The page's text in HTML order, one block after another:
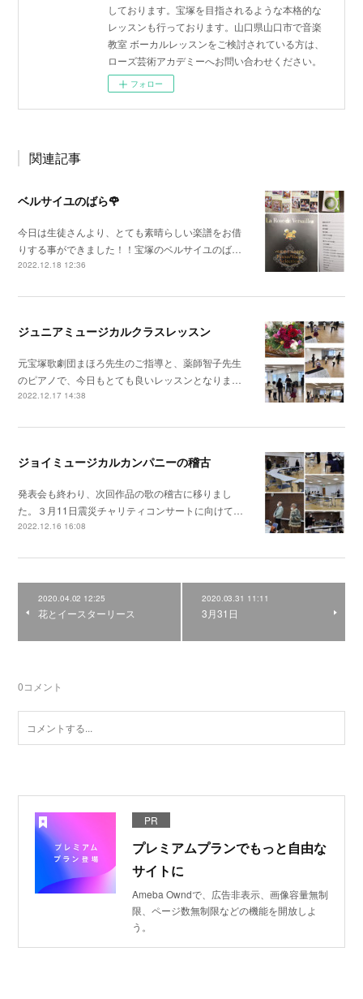
しております。宝塚を目指されるような本格的な
レッスンも行っております。山口県山口市で音楽
教室 ボーカルレッスンをご検討されている方は、
ローズ芸術アカデミーへお問い合わせください。
フォロー
関連記事
ベルサイユのばら🌹
今日は生徒さんより、とても素晴らしい楽譜をお借
りする事ができました！！宝塚のベルサイユのば…
2022.12.18 12:36
ジュニアミュージカルクラスレッスン
元宝塚歌劇団まほろ先生のご指導と、薬師智子先生
のピアノで、今日もとても良いレッスンとなりま…
2022.12.17 14:38
ジョイミュージカルカンパニーの稽古
発表会も終わり、次回作品の歌の稽古に移りまし
た。３月11日震災チャリティコンサートに向けて…
2022.12.16 16:08
2020.04.02 12:25
花とイースターリース
2020.03.31 11:11
3月31日
0コメント
PR
プレミアムプランでもっと自由な
サイトに
Ameba Owndで、広告非表示、画像容量無制
限、ページ数無制限などの機能を開放しよ
う。